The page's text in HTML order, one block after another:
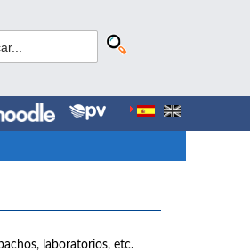
laboratorios, etc.